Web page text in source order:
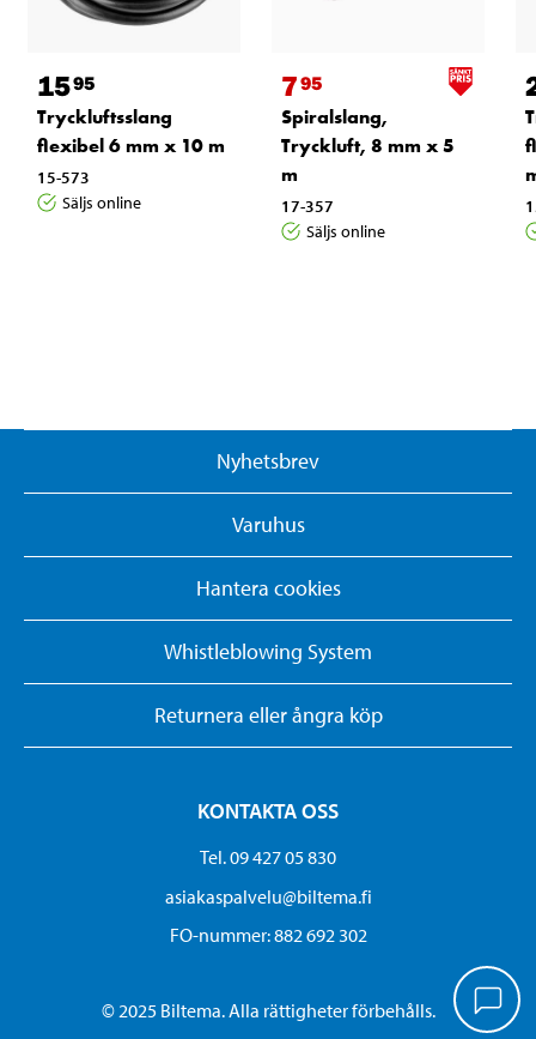
1595
Tryckluftsslang
flexibel 6 mm x 10 m
15-573
Säljs online
795
Spiralslang,
Tryckluft, 8 mm x 5
m
17-357
Säljs online
Nyhetsbrev
Varuhus
Hantera cookies
Whistleblowing System
Returnera eller ångra köp
KONTAKTA OSS
Tel. 09 427 05 830
asiakaspalvelu@biltema.fi
FO-nummer:​ 882 692 302
© 2025 Biltema. Alla rättigheter förbehålls.